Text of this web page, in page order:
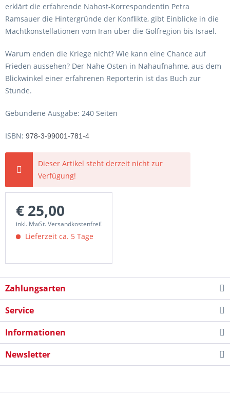
erklärt die erfahrende Nahost-Korrespondentin Petra
Ramsauer die Hintergründe der Konflikte, gibt Einblicke in die
Machtkonstellationen vom Iran über die Golfregion bis Israel.
Warum enden die Kriege nicht? Wie kann eine Chance auf
Frieden aussehen? Der Nahe Osten in Nahaufnahme, aus dem
Blickwinkel einer erfahrenen Reporterin ist das Buch zur
Stunde.
Gebundene Ausgabe: 240 Seiten
ISBN: 978-3-99001-781-4
Dieser Artikel steht derzeit nicht zur
Verfügung!
€ 25,00
inkl. MwSt. Versandkostenfrei!
Lieferzeit ca. 5 Tage
Zahlungsarten
Service
Informationen
Newsletter